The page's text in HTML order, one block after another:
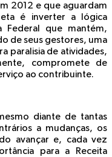
2012 e que aguardam
é inverter a lógica
Federal que mantém,
de seus gestores, uma
paralisia de atividades,
compromete de
ao contribuinte.
diante de tantas
a mudanças, os
avançar e, cada vez
para a Receita